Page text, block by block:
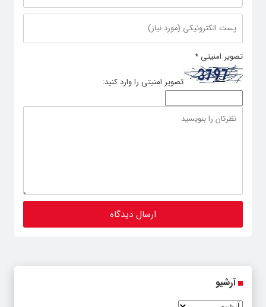
تصویر امنیتی *
تصویر امنیتی را وارد کنید:
آرشیو